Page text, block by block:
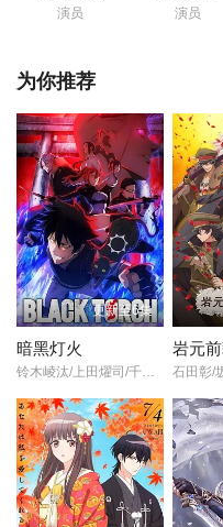
第28集
第31集
第34集
第37集
第43集
第46集
第49集
主演,
演员 演员
为你推荐
更新至6集
暗黑灯火 岩元